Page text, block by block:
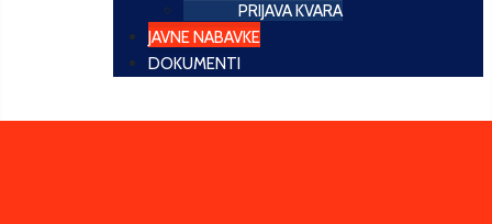
PRIJAVA KVARA
JAVNE NABAVKE
DOKUMENTI